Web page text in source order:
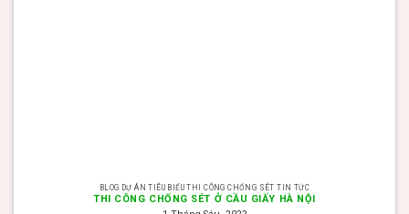
BLOG DỰ ÁN TIÊU BIỂU THI CÔNG CHỐNG SÉT TIN TỨC
THI CÔNG CHỐNG SÉT Ở CẦU GIẤY HÀ NỘI